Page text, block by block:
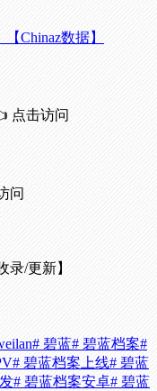
【Chinaz数据】
点击访问
问
录/更新】
# 碧蓝# 碧蓝档案#
# 碧蓝档案上线# 碧蓝
# 碧蓝档案安卓# 碧蓝